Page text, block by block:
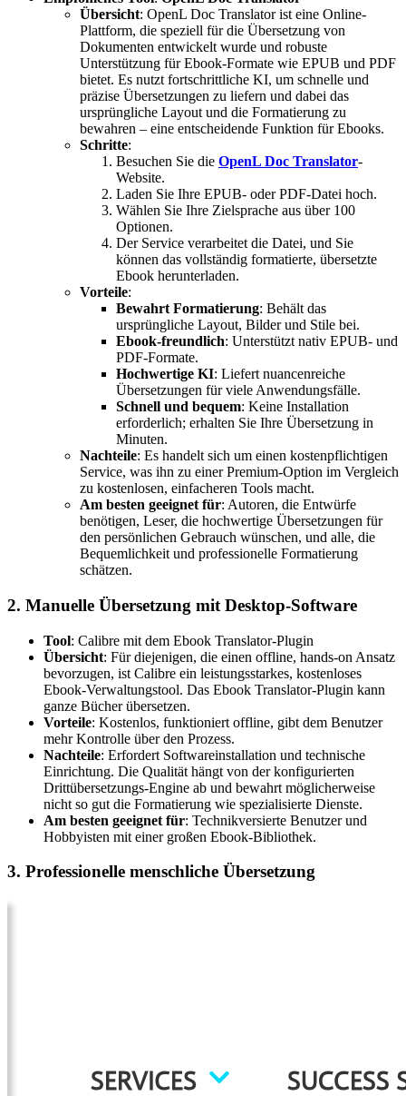
Übersicht: OpenL Doc Translator ist eine Online-
Plattform, die speziell für die Übersetzung von
Dokumenten entwickelt wurde und robuste
Unterstützung für Ebook-Formate wie EPUB und PDF
bietet. Es nutzt fortschrittliche KI, um schnelle und
präzise Übersetzungen zu liefern und dabei das
ursprüngliche Layout und die Formatierung zu
bewahren – eine entscheidende Funktion für Ebooks.
Schritte:
Besuchen Sie die OpenL Doc Translator-
Website.
Laden Sie Ihre EPUB- oder PDF-Datei hoch.
Wählen Sie Ihre Zielsprache aus über 100
Optionen.
Der Service verarbeitet die Datei, und Sie
können das vollständig formatierte, übersetzte
Ebook herunterladen.
Vorteile:
Bewahrt Formatierung: Behält das
ursprüngliche Layout, Bilder und Stile bei.
Ebook-freundlich: Unterstützt nativ EPUB- und
PDF-Formate.
Hochwertige KI: Liefert nuancenreiche
Übersetzungen für viele Anwendungsfälle.
Schnell und bequem: Keine Installation
erforderlich; erhalten Sie Ihre Übersetzung in
Minuten.
Nachteile: Es handelt sich um einen kostenpflichtigen
Service, was ihn zu einer Premium-Option im Vergleich
zu kostenlosen, einfacheren Tools macht.
Am besten geeignet für: Autoren, die Entwürfe
benötigen, Leser, die hochwertige Übersetzungen für
den persönlichen Gebrauch wünschen, und alle, die
Bequemlichkeit und professionelle Formatierung
schätzen.
2. Manuelle Übersetzung mit Desktop-Software
Tool: Calibre mit dem Ebook Translator-Plugin
Übersicht: Für diejenigen, die einen offline, hands-on Ansatz
bevorzugen, ist Calibre ein leistungsstarkes, kostenloses
Ebook-Verwaltungstool. Das Ebook Translator-Plugin kann
ganze Bücher übersetzen.
Vorteile: Kostenlos, funktioniert offline, gibt dem Benutzer
mehr Kontrolle über den Prozess.
Nachteile: Erfordert Softwareinstallation und technische
Einrichtung. Die Qualität hängt von der konfigurierten
Drittübersetzungs-Engine ab und bewahrt möglicherweise
nicht so gut die Formatierung wie spezialisierte Dienste.
Am besten geeignet für: Technikversierte Benutzer und
Hobbyisten mit einer großen Ebook-Bibliothek.
3. Professionelle menschliche Übersetzung